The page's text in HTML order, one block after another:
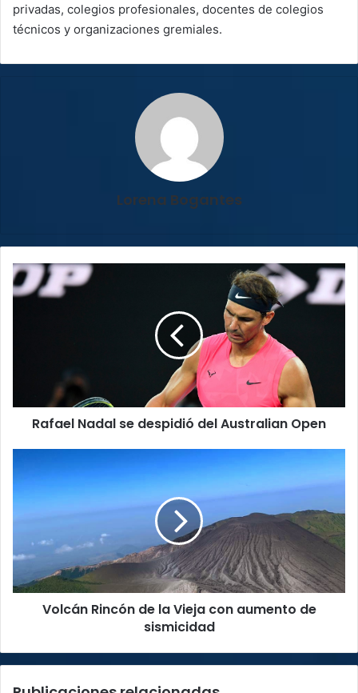
privadas, colegios profesionales, docentes de colegios
técnicos y organizaciones gremiales.
Lorena Bogantes
Rafael
Nadal
Rafael Nadal se despidió del Australian Open
aumento
de
sismicidad
Volcán Rincón de la Vieja con aumento de
sismicidad